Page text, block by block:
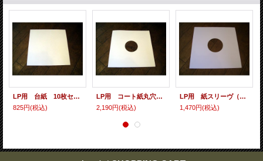
LP用 台紙 10枚セット
825円(税込)
LP用 コート紙丸穴ジャケ 10枚セット
2,190円(税込)
LP用 紙スリーヴ（レギュラー 四角の角） 10枚セット
1,470円(税込)